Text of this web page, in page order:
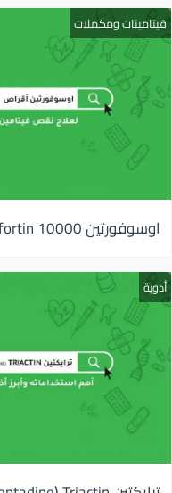
فيتامينات ومكملات
اوسوفورتين 10000 Ossofortin | فيتامين د أقراص
أدوية